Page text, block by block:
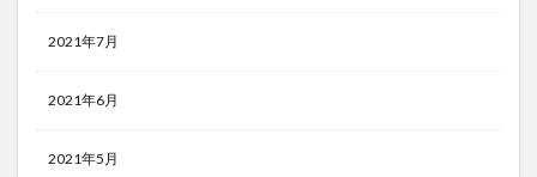
2021年7月
2021年6月
2021年5月